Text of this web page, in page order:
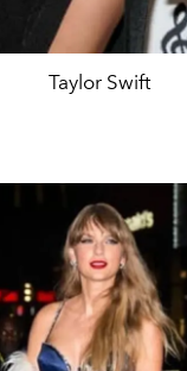
Taylor Swift